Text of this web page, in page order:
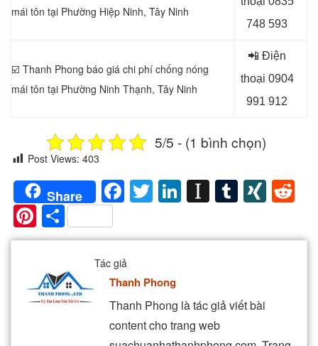
mái tôn tại Phường Hiệp Ninh, Tây Ninh
748 593
☑️ Thanh Phong báo giá chi phí chống nóng
mái tôn tại Phường Ninh Thạnh, Tây Ninh
📲 Điện
thoại 0904
991 912
5/5 - (1 bình chọn)
Post Views: 403
Share Facebook
Twitter
LinkedIn
Instapaper
Tumblr
Pinterest
Share
Tác giả
Thanh Phong
Thanh Phong là tác giả viết bài
content cho trang web